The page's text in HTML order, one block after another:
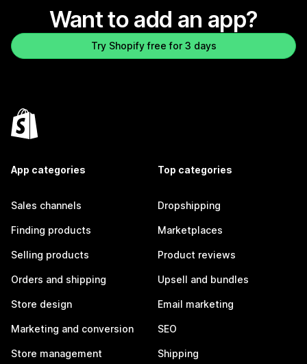
Want to add an app?
Try Shopify free for 3 days
App categories
Sales channels
Finding products
Selling products
Orders and shipping
Store design
Marketing and conversion
Store management
Top categories
Dropshipping
Marketplaces
Product reviews
Upsell and bundles
Email marketing
SEO
Shipping